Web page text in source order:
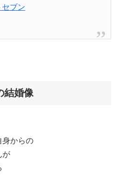
セブン
結婚像
身からの
が